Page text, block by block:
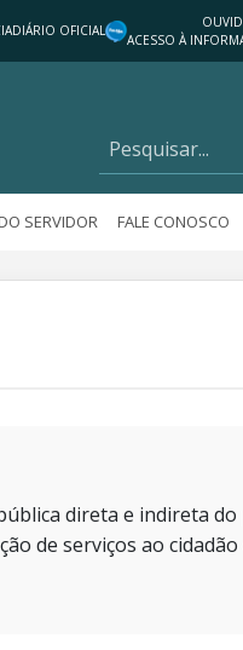
DIÁRIO OFICIAL
ACESSO À
SERVIDOR FALE CONOSCO
direta e indireta
de serviços ao cidadão